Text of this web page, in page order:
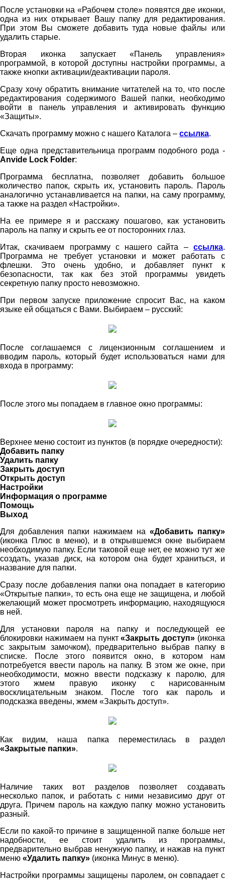
После установки на «Рабочем столе» появятся две иконки,
одна из них открывает Вашу папку для редактирования.
При этом Вы сможете добавить туда новые файлы или
удалить старые.
Вторая иконка запускает «Панель управления»
программой, в которой доступны настройки программы, а
также кнопки активации/деактивации пароля.
Сразу хочу обратить внимание читателей на то, что после
редактирования содержимого Вашей папки, необходимо
войти в панель управления и активировать функцию
«Защиты».
Скачать программу можно с нашего Каталога – ссылка.
Еще одна представительница программ подобного рода -
Anvide Lock Folder:
Программа бесплатна, позволяет добавить большое
количество папок, скрыть их, установить пароль. Пароль
аналогично устанавливается на папки, на саму программу,
а также на раздел «Настройки».
На ее примере я и расскажу пошагово, как установить
пароль на папку и скрыть ее от посторонних глаз.
Итак, скачиваем программу с нашего сайта – ссылка.
Программа не требует установки и может работать с
флешки. Это очень удобно, и добавляет пункт к
безопасности, так как без этой программы увидеть
секретную папку просто невозможно.
При первом запуске приложение спросит Вас, на каком
языке ей общаться с Вами. Выбираем – русский:
После соглашаемся с лицензионным соглашением и
вводим пароль, который будет использоваться нами для
входа в программу:
После этого мы попадаем в главное окно программы:
Верхнее меню состоит из пунктов (в порядке очередности):
Добавить папку
Удалить папку
Закрыть доступ
Открыть доступ
Настройки
Информация о программе
Помощь
Выход
Для добавления папки нажимаем на «Добавить папку»
(иконка Плюс в меню), и в открывшемся окне выбираем
необходимую папку. Если таковой еще нет, ее можно тут же
создать, указав диск, на котором она будет храниться, и
название для папки.
Сразу после добавления папки она попадает в категорию
«Открытые папки», то есть она еще не защищена, и любой
желающий может просмотреть информацию, находящуюся
в ней.
Для установки пароля на папку и последующей ее
блокировки нажимаем на пункт«Закрыть доступ» (иконка
с закрытым замочком), предварительно выбрав папку в
списке. После этого появится окно, в котором нам
потребуется ввести пароль на папку. В этом же окне, при
необходимости, можно ввести подсказку к паролю, для
этого жмем правую иконку с нарисованным
восклицательным знаком. После того как пароль и
подсказка введены, жмем «Закрыть доступ».
Как видим, наша папка переместилась в раздел
«Закрытые папки».
Наличие таких вот разделов позволяет создавать
несколько папок, и работать с ними независимо друг от
друга. Причем пароль на каждую папку можно установить
разный.
Если по какой-то причине в защищенной папке больше нет
надобности, ее стоит удалить из программы,
предварительно выбрав ненужную папку, и нажав на пункт
меню «Удалить папку» (иконка Минус в меню).
Настройки программы защищены паролем, он совпадает с